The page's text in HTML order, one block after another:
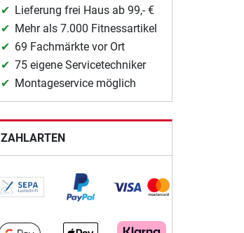
Lieferung frei Haus ab 99,- €
Mehr als 7.000 Fitnessartikel
69 Fachmärkte vor Ort
75 eigene Servicetechniker
Montageservice möglich
ZAHLARTEN